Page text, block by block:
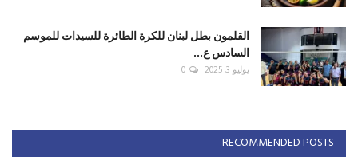
القلمون بطل لبنان للكرة الطائرة للسيدات للموسم
السادس ع...
يوليو 3, 2025 0
RECOMMENDED POSTS